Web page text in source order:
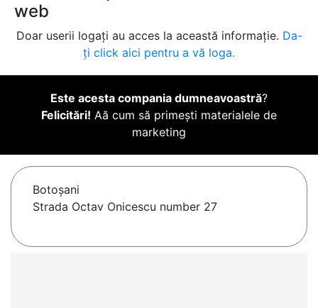
web
Doar userii logați au acces la această informație. Da-
ți click aici pentru a vă loga.
Este acesta compania dumneavoastră?
Felicitări! Aă cum să primești materialele de
marketing
Botoşani
Strada Octav Onicescu number 27